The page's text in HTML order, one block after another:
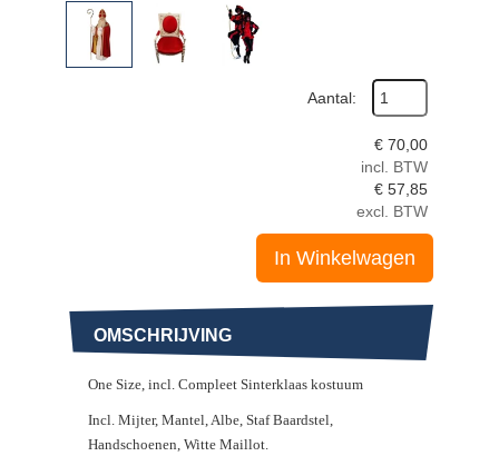
Aantal:
€ 70,00
incl. BTW
€ 57,85
excl. BTW
In Winkelwagen
OMSCHRIJVING
One Size, incl. Compleet Sinterklaas kostuum
Incl. Mijter, Mantel, Albe, Staf Baardstel,
Handschoenen, Witte Maillot.